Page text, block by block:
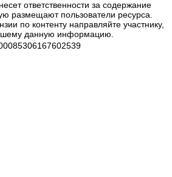
ответственности за содержание
размещают пользователи ресурса.
по контенту направляйте участнику,
данную информацию.